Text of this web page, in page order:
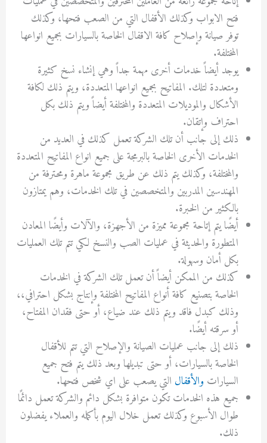
فتح الابواب وكذلك الأقفال التي من الصعب فتحها، وكذلك
توفر صيانة وإصلاح كافة الاقفال الخاصة بالسيارات بجميع انواعها
المختلفة.
يوجد أيضاً خدمات أخرى مهمة جداً وهي إنشاء نسخ كثيرة
ومتعددة لتلك. المفاتيح بجميع انواعها المتعددة، ويتم ذلك لكافة
الأشكال والموديلات المتعددة والمختلفة أيضاً ويتم ذلك بكل
احتراف وإتقان.
ذلك إلى جانب أن تلك الشركة تعمل كذلك في العديد من
الخدمات الأخرى الخاصة بالبرمجة على جميع انواع المفاتيح المتعددة
والمختلفة، وكذلك يتم ذلك عن طريق مجموعة ماهرة ومحترفة من
المهندسين المدربين والمتخصصين في تلك الخدمات، وهم يمتازون
بالكثير من الخبرة.
أيضًا يتم إتاحة مجموعة مميزة من الأجهزة، والآلات وأيضًا المعادن
المتطورة والحديثة في عمليات الصب والنسخ لكي تتم تلك العمليات
بكل أمان وسهولة.
كذلك من الممكن أيضاً أن تعمل تلك الشركة في الخدمات
الخاصة بتصنيع كافة أنواع المفاتيح المختلفة وإنتاج بشكل احترافي،،
وذلك كبدل فاقد ويتم ذلك عند ضياع، أو حتى فقدان المفتاح،
أو سرقته أيضًا.
ذلك إلى جانب عمليات الصيانة والإصلاح التي تتم للأقفال
الخاصة بالسيارات، أو حتى تبديلها وبعد ذلك يتم فتح جميع
السيارات والأقفال التي يصعب على اي شخص فتحها.
جميع هذه الخدمات تكون متوافرة بشكل دائم والشركة تعمل دائمًا
طوال الأسبوع وكذلك تعمل خلال اليوم بأكمله والعملاء يفضلون
ذلك.